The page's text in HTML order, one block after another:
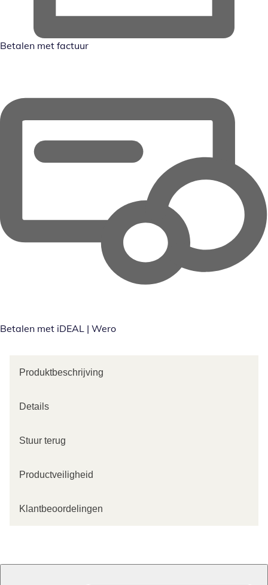
Betalen met factuur
Betalen met iDEAL | Wero
Produktbeschrijving
Details
Stuur terug
Productveiligheid
Klantbeoordelingen